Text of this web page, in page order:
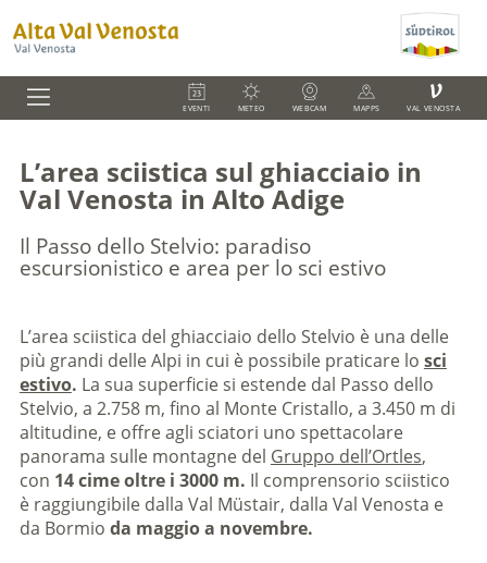
EVENTI METEO WEBCAM MAPPS
V
VAL VENOSTA
L’area sciistica sul ghiacciaio in
Val Venosta in Alto Adige
Il Passo dello Stelvio: paradiso
escursionistico e area per lo sci estivo
L’area sciistica del ghiacciaio dello Stelvio è una delle
più grandi delle Alpi in cui è possibile praticare lo sci
estivo. La sua superficie si estende dal Passo dello
Stelvio, a 2.758 m, fino al Monte Cristallo, a 3.450 m di
altitudine, e offre agli sciatori uno spettacolare
panorama sulle montagne del Gruppo dell’Ortles,
con 14 cime oltre i 3000 m. Il comprensorio sciistico
è raggiungibile dalla Val Müstair, dalla Val Venosta e
da Bormio da maggio a novembre.